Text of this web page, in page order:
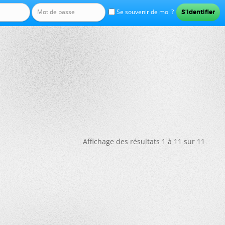
Se souvenir de moi ?
Affichage des résultats 1 à 11 sur 11